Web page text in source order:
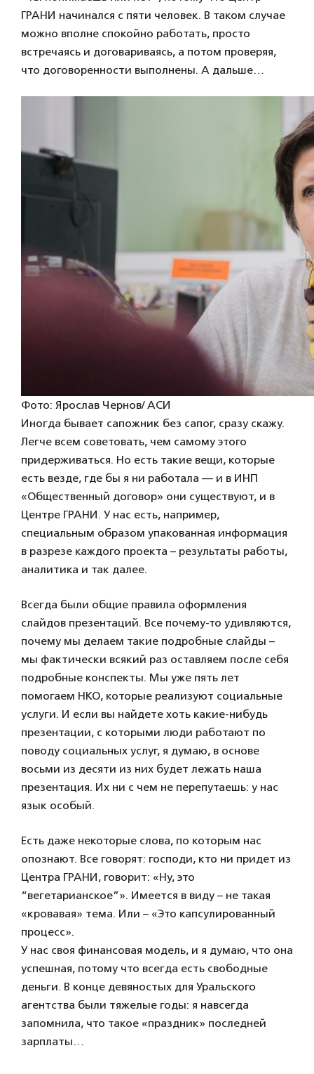
ГРАНИ начинался с пяти человек. В таком случае
можно вполне спокойно работать, просто
встречаясь и договариваясь, а потом проверяя,
что договоренности выполнены. А дальше…
Фото: Ярослав Чернов/ АСИ
Иногда бывает сапожник без сапог, сразу скажу.
Легче всем советовать, чем самому этого
придерживаться. Но есть такие вещи, которые
есть везде, где бы я ни работала — и в ИНП
«Общественный договор» они существуют, и в
Центре ГРАНИ. У нас есть, например,
специальным образом упакованная информация
в разрезе каждого проекта – результаты работы,
аналитика и так далее.
Всегда были общие правила оформления
слайдов презентаций. Все почему-то удивляются,
почему мы делаем такие подробные слайды –
мы фактически всякий раз оставляем после себя
подробные конспекты. Мы уже пять лет
помогаем НКО, которые реализуют социальные
услуги. И если вы найдете хоть какие-нибудь
презентации, с которыми люди работают по
поводу социальных услуг, я думаю, в основе
восьми из десяти из них будет лежать наша
презентация. Их ни с чем не перепутаешь: у нас
язык особый.
Есть даже некоторые слова, по которым нас
опознают. Все говорят: господи, кто ни придет из
Центра ГРАНИ, говорит: «Ну, это
“вегетарианское”». Имеется в виду – не такая
«кровавая» тема. Или – «Это капсулированный
процесс».
У нас своя финансовая модель, и я думаю, что она
успешная, потому что всегда есть свободные
деньги. В конце девяностых для Уральского
агентства были тяжелые годы: я навсегда
запомнила, что такое «праздник» последней
зарплаты…